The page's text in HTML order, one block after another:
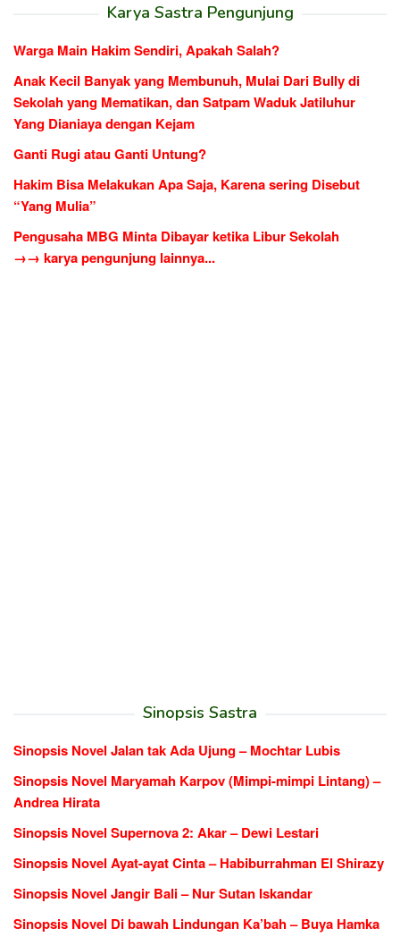
Karya Sastra Pengunjung
Warga Main Hakim Sendiri, Apakah Salah?
Anak Kecil Banyak yang Membunuh, Mulai Dari Bully di
Sekolah yang Mematikan, dan Satpam Waduk Jatiluhur
Yang Dianiaya dengan Kejam
Ganti Rugi atau Ganti Untung?
Hakim Bisa Melakukan Apa Saja, Karena sering Disebut
“Yang Mulia”
Pengusaha MBG Minta Dibayar ketika Libur Sekolah
→→ karya pengunjung lainnya...
Sinopsis Sastra
Sinopsis Novel Jalan tak Ada Ujung – Mochtar Lubis
Sinopsis Novel Maryamah Karpov (Mimpi-mimpi Lintang) –
Andrea Hirata
Sinopsis Novel Supernova 2: Akar – Dewi Lestari
Sinopsis Novel Ayat-ayat Cinta – Habiburrahman El Shirazy
Sinopsis Novel Jangir Bali – Nur Sutan Iskandar
Sinopsis Novel Di bawah Lindungan Ka’bah – Buya Hamka